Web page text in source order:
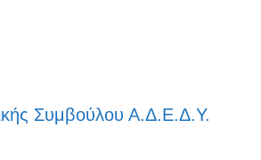
Συμβούλου Α.Δ.Ε.Δ.Υ.